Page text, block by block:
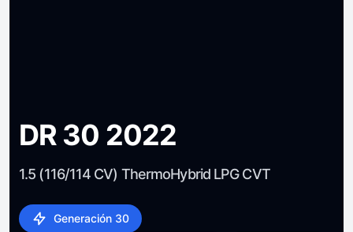
DR 30 2022
1.5 (116/114 CV) ThermoHybrid LPG CVT
Generación 30